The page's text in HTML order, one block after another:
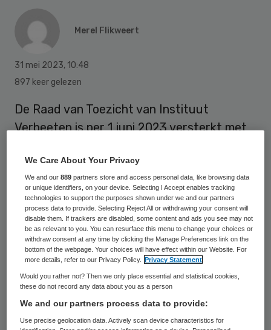
Merel Flikweert
31 mei 2023, 10:48
897 keer gelezen
De Raad van Toezicht van Instituut
Verbeeten is per 1 juni 2023 versterkt met
Jan Berkvens.
Het instituut zocht nieuwe leden omdat
het maximale zittingstermijn van Lilly-Ann
van der Velden is bereikt. Daarnaast wordt
de raad uitgebreid met een vijfde lid.
Ervaring in het werkveld
We Care About Your Privacy
We and our889 partners store and access personal data, like browsing data
or unique identifiers, on your device. Selecting I Accept enables tracking
technologies to support the purposes shown under we and our partners
process data to provide. Selecting Reject All or withdrawing your consent will
disable them. If trackers are disabled, some content and ads you see may not
be as relevant to you. You can resurface this menu to change your choices or
withdraw consent at any time by clicking the Manage Preferences link on the
bottom of the webpage. Your choices will have effect within our Website. For
more details, refer to our Privacy Policy.
Privacy Statement
Would you rather not? Then we only place essential and statistical cookies,
these do not record any data about you as a person
We and our partners process data to provide:
Use precise geolocation data. Actively scan device characteristics for